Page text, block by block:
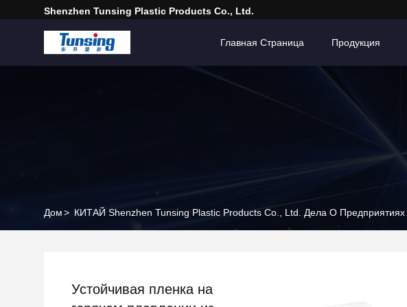
Shenzhen Tunsing Plastic Products Co., Ltd.
Главная Страница Продукция
Дом> КИТАЙ Shenzhen Tunsing Plastic Products Co., Ltd. Дела О Предприятиях
Устойчивая пленка на